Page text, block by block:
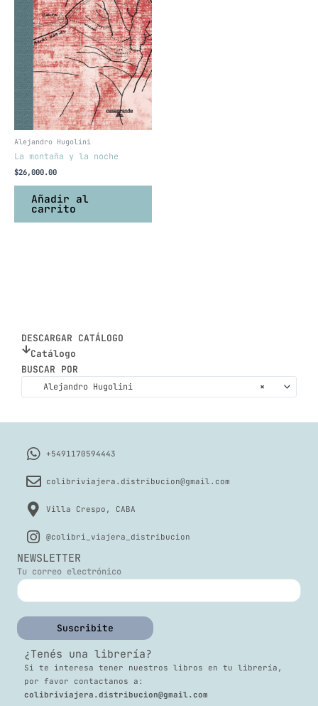
DESCARGAR CATÁLOGO
Catálogo
BUSCAR POR
×
Alejandro Hugolini
Alejandro Hugolini
La montaña y la noche
$26,000.00
Añadir al
carrito
+5491170594443
colibriviajera.distribucion@gmail.com
Villa Crespo, CABA
@colibri_viajera_distribucion
NEWSLETTER
Tu correo electrónico
¿Tenés una librería?
Si te interesa tener nuestros libros en tu librería,
por favor contactanos a:
colibriviajera.distribucion@gmail.com